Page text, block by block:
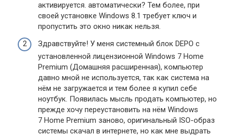
активируется. автоматически? Тем более, при
своей установке Windows 8.1 требует ключ и
пропустить это окно никак нельзя.
Здравствуйте! У меня системный блок DEPO с
установленной лицензионной Windows 7 Home
Premium (Домашняя расширенная), компьютер
давно мной не используется, так как система на
нём не загружается и тем более я купил себе
ноутбук. Появилась мысль продать компьютер, но
прежде хочу переустановить на нём Windows
7 Home Premium заново, оригинальный ISO-образ
системы скачал в интернете, но как мне выдрать